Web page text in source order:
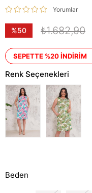
Yorumlar
%50
₺1.682,90
SEPETTE %20 İNDİRİM
Renk Seçenekleri
Beden